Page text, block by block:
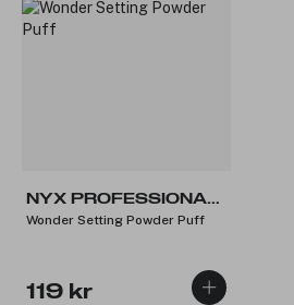
NYX PROFESSIONAL
MAKEUP
Wonder Setting Powder Puff
119 kr